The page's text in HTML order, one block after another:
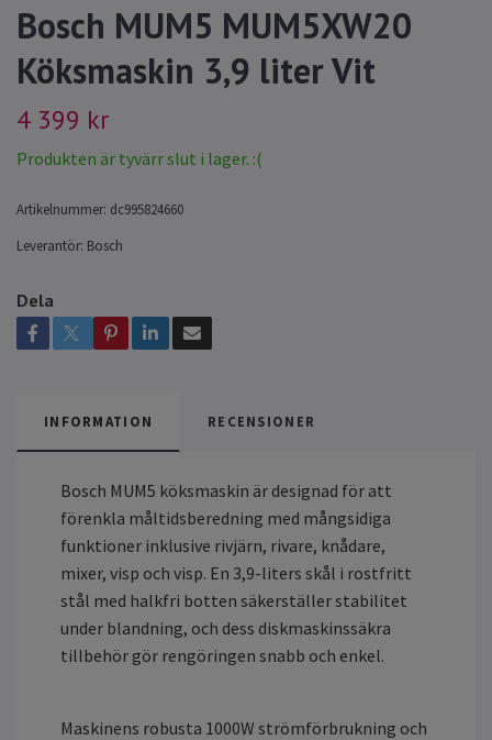
Bosch MUM5 MUM5XW20
Köksmaskin 3,9 liter Vit
4 399 kr
Produkten är tyvärr slut i lager. :(
Artikelnummer: dc995824660
Leverantör: Bosch
Dela
INFORMATION RECENSIONER
Bosch MUM5 köksmaskin är designad för att
förenkla måltidsberedning med mångsidiga
funktioner inklusive rivjärn, rivare, knådare,
mixer, visp och visp. En 3,9-liters skål i rostfritt
stål med halkfri botten säkerställer stabilitet
under blandning, och dess diskmaskinssäkra
tillbehör gör rengöringen snabb och enkel.
Maskinens robusta 1000W strömförbrukning och